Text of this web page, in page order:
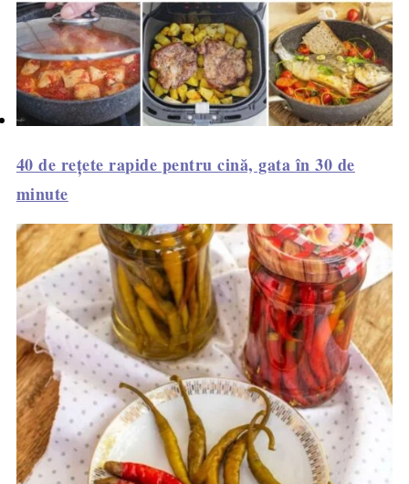
40 de rețete rapide pentru cină, gata în 30 de
minute